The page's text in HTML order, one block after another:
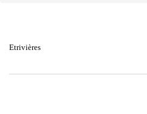
Etrivières